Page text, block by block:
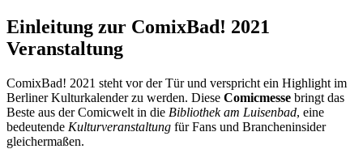
Einleitung zur ComixBad! 2021
Veranstaltung
ComixBad! 2021 steht vor der Tür und verspricht ein Highlight im
Berliner Kulturkalender zu werden. Diese Comicmesse bringt das
Beste aus der Comicwelt in die Bibliothek am Luisenbad, eine
bedeutende Kulturveranstaltung für Fans und Brancheninsider
gleichermaßen.